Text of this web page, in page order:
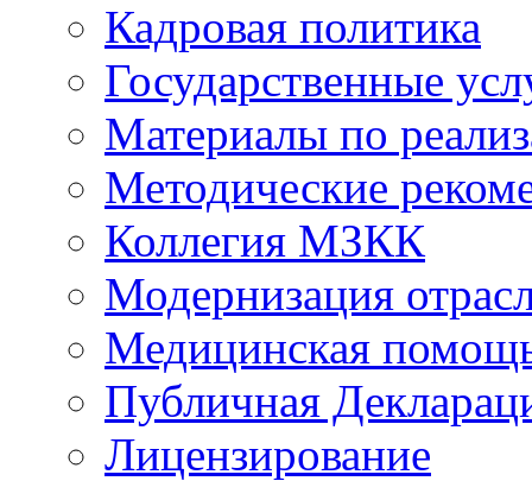
Кадровая политика
Государственные
Материалы по
Методические
Коллегия МЗКК
Модернизация
Медицинская
Публичная
Лицензирование